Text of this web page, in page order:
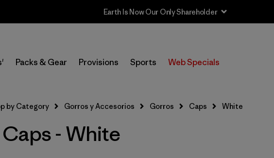
Earth Is Now Our Only Shareholder
Packs & Gear Provisions Sports Web Specials
Selecciona una tienda
Filtrar por
Price
Filtrar por
Fit
by Category Gorros y Accesorios Gorros Caps White
- White